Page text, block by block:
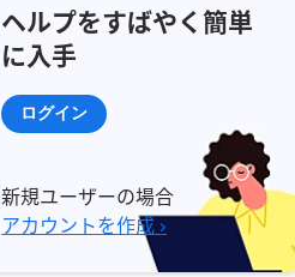
ヘルプをすばやく簡単
に入手
ログイン
新規ユーザーの場合
アカウントを作成 ›